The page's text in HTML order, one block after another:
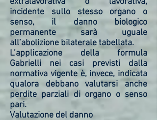
incidente sullo stesso organo o
senso, il danno biologico
permanente sarà uguale
all’abolizione bilaterale tabellata.
L’applicazione della formula
Gabrielli nei casi previsti dalla
normativa vigente è, invece, indicata
qualora debbano valutarsi anche
perdite parziali di organo o senso
pari.
Valutazione del danno